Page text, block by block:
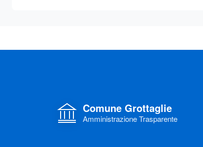
Comune Grottaglie
Amministrazione Trasparente